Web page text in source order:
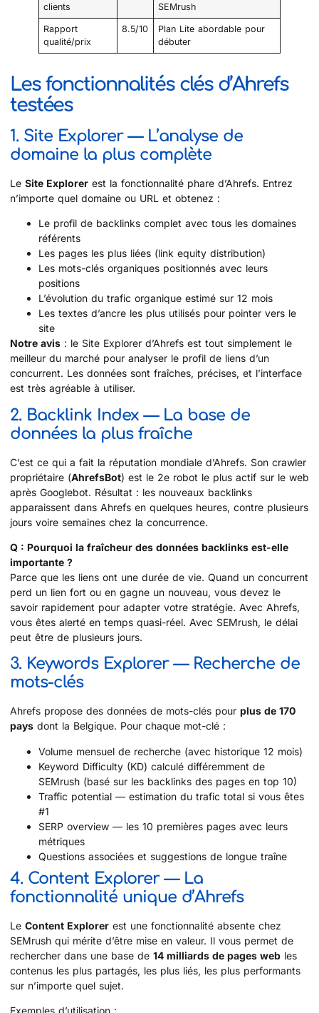
clients
SEMrush
Rapport
qualité/prix
8.5/10
Plan Lite abordable pour
débuter
Les fonctionnalités clés d’Ahrefs
testées
1. Site Explorer — L’analyse de
domaine la plus complète
Le Site Explorer est la fonctionnalité phare d’Ahrefs. Entrez
n’importe quel domaine ou URL et obtenez :
Le profil de backlinks complet avec tous les domaines
référents
Les pages les plus liées (link equity distribution)
Les mots-clés organiques positionnés avec leurs
positions
L’évolution du trafic organique estimé sur 12 mois
Les textes d’ancre les plus utilisés pour pointer vers le
site
Notre avis : le Site Explorer d’Ahrefs est tout simplement le
meilleur du marché pour analyser le profil de liens d’un
concurrent. Les données sont fraîches, précises, et l’interface
est très agréable à utiliser.
2. Backlink Index — La base de
données la plus fraîche
C’est ce qui a fait la réputation mondiale d’Ahrefs. Son crawler
propriétaire (AhrefsBot) est le 2e robot le plus actif sur le web
après Googlebot. Résultat : les nouveaux backlinks
apparaissent dans Ahrefs en quelques heures, contre plusieurs
jours voire semaines chez la concurrence.
Q : Pourquoi la fraîcheur des données backlinks est-elle
importante ?
Parce que les liens ont une durée de vie. Quand un concurrent
perd un lien fort ou en gagne un nouveau, vous devez le
savoir rapidement pour adapter votre stratégie. Avec Ahrefs,
vous êtes alerté en temps quasi-réel. Avec SEMrush, le délai
peut être de plusieurs jours.
3. Keywords Explorer — Recherche de
mots-clés
Ahrefs propose des données de mots-clés pour plus de 170
pays dont la Belgique. Pour chaque mot-clé :
Volume mensuel de recherche (avec historique 12 mois)
Keyword Difficulty (KD) calculé différemment de
SEMrush (basé sur les backlinks des pages en top 10)
Traffic potential — estimation du trafic total si vous êtes
#1
SERP overview — les 10 premières pages avec leurs
métriques
Questions associées et suggestions de longue traîne
4. Content Explorer — La
fonctionnalité unique d’Ahrefs
Le Content Explorer est une fonctionnalité absente chez
SEMrush qui mérite d’être mise en valeur. Il vous permet de
rechercher dans une base de 14 milliards de pages web les
contenus les plus partagés, les plus liés, les plus performants
sur n’importe quel sujet.